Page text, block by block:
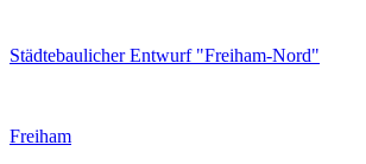
Städtebaulicher Entwurf "Freiham-Nord"
Freiham